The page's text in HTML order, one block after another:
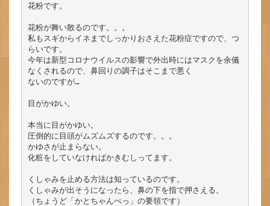
花粉です。
花粉が舞い散るのです。。。
私もスギからイネまでしっかりおさえた花粉症ですので、つ
らいです。
今年は新型コロナウイルスの影響で外出時にはマスクを余儀
なくされるので、鼻回りの調子はそこまで悪く
ないのですが…
目がかゆい。
本当に目がかゆい。
圧倒的に目頭がムズムズするのです。。。
かゆさが止まらない。
化粧をしていなければかきむしってます。
くしゃみを止める方法は知っているのです。
くしゃみが出そうになったら、鼻の下を指で押さえる。
（ちょうど「かとちゃんぺっ」の要領です）